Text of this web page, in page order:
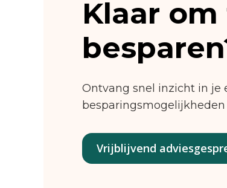
Klaar om
Ontvang snel inzicht in je
Vrijblijvend